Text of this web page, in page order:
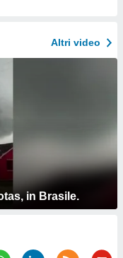
Altri video
in Brasile.